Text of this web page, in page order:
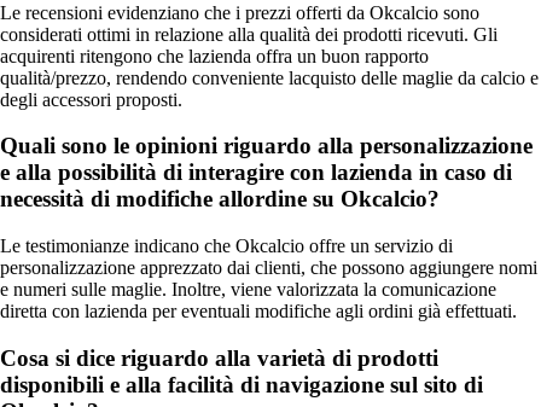
Le recensioni evidenziano che i prezzi offerti da Okcalcio sono
considerati ottimi in relazione alla qualità dei prodotti ricevuti. Gli
acquirenti ritengono che lazienda offra un buon rapporto
qualità/prezzo, rendendo conveniente lacquisto delle maglie da calcio e
degli accessori proposti.
Quali sono le opinioni riguardo alla personalizzazione
e alla possibilità di interagire con lazienda in caso di
necessità di modifiche allordine su Okcalcio?
Le testimonianze indicano che Okcalcio offre un servizio di
personalizzazione apprezzato dai clienti, che possono aggiungere nomi
e numeri sulle maglie. Inoltre, viene valorizzata la comunicazione
diretta con lazienda per eventuali modifiche agli ordini già effettuati.
Cosa si dice riguardo alla varietà di prodotti
disponibili e alla facilità di navigazione sul sito di